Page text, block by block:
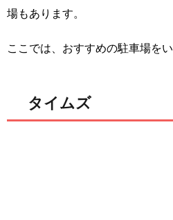
場もあります。
ここでは、おすすめの駐車場を
タイムズ